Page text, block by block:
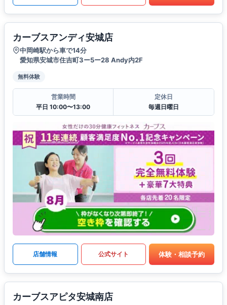
カーブスアンディ安城店
中岡崎駅から車で14分
愛知県安城市住吉町3ー5ー28 Andy内2F
無料体験
営業時間
平日 10:00〜13:00
定休日
毎週日曜日
店舗情報 公式サイト 体験・相談予約
カーブスアピタ安城南店